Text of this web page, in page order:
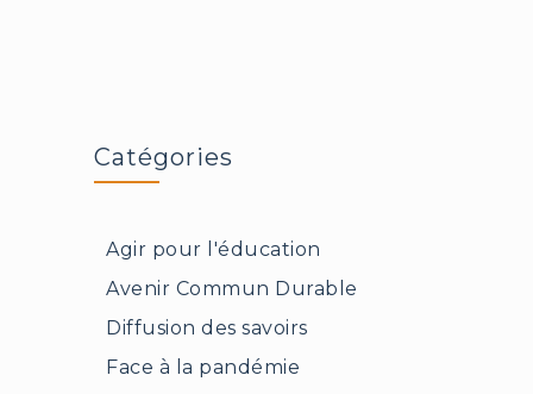
Catégories
Agir pour l'éducation
Avenir Commun Durable
Diffusion des savoirs
Face à la pandémie